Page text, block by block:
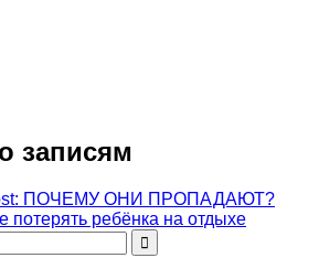
записям
ПОЧЕМУ ОНИ ПРОПАДАЮТ?
потерять ребёнка на отдыхе